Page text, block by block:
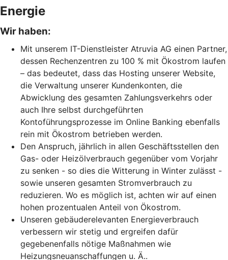
Energie
Wir haben:
Mit unserem IT-Dienstleister Atruvia AG einen Partner,
dessen Rechenzentren zu 100 % mit Ökostrom laufen
– das bedeutet, dass das Hosting unserer Website,
die Verwaltung unserer Kundenkonten, die
Abwicklung des gesamten Zahlungsverkehrs oder
auch Ihre selbst durchgeführten
Kontoführungsprozesse im Online Banking ebenfalls
rein mit Ökostrom betrieben werden.
Den Anspruch, jährlich in allen Geschäftsstellen den
Gas- oder Heizölverbrauch gegenüber vom Vorjahr
zu senken - so dies die Witterung in Winter zulässt -
sowie unseren gesamten Stromverbrauch zu
reduzieren. Wo es möglich ist, achten wir auf einen
hohen prozentualen Anteil von Ökostrom.
Unseren gebäuderelevanten Energieverbrauch
verbessern wir stetig und ergreifen dafür
gegebenenfalls nötige Maßnahmen wie
Heizungsneuanschaffungen u. Ä..